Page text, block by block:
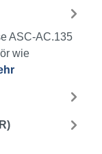
ASC-AC.135
wie